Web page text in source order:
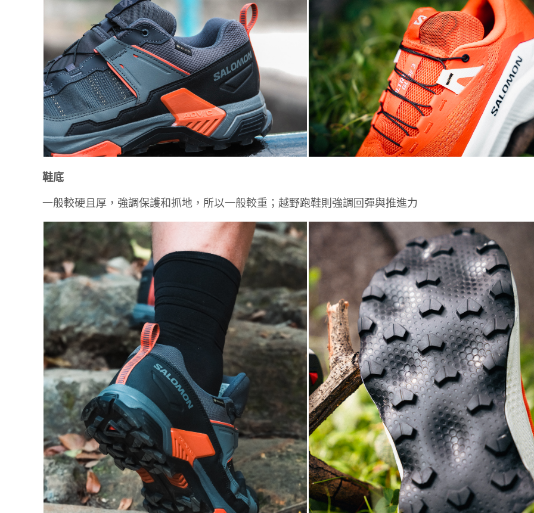
鞋底
一般較硬且厚，強調保護和抓地，所以一般較重；越野跑鞋則強調回彈與推進力